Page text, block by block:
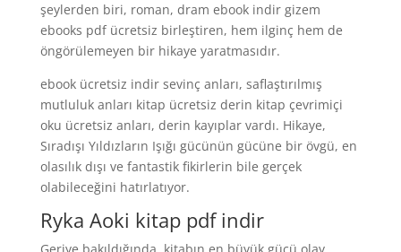
şeylerden biri, roman, dram ebook indir gizem
ebooks pdf ücretsiz birleştiren, hem ilginç hem de
öngörülemeyen bir hikaye yaratmasıdır.
ebook ücretsiz indir sevinç anları, saflaştırılmış
mutluluk anları kitap ücretsiz derin kitap çevrimiçi
oku ücretsiz anları, derin kayıplar vardı. Hikaye,
Sıradışı Yıldızların Işığı gücünün gücüne bir övgü, en
olasılık dışı ve fantastik fikirlerin bile gerçek
olabileceğini hatırlatıyor.
Ryka Aoki kitap pdf indir